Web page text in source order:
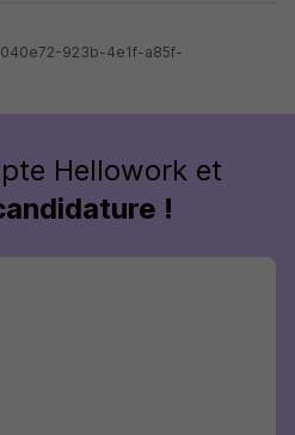
923b-4e1f-a85f-
Hellowork et
!